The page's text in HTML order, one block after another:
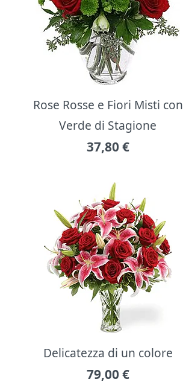
Rose Rosse e Fiori Misti con
Verde di Stagione
37,80 €
Delicatezza di un colore
79,00 €